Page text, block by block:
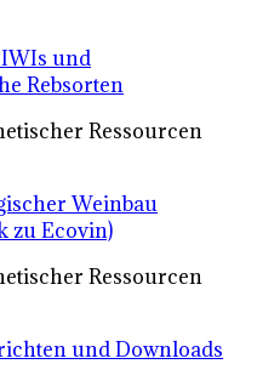
und
Rebsorten
Ressourcen
Weinbau
zu Ecovin)
Ressourcen
und Downloads